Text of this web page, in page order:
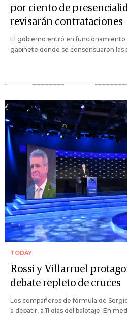
por ciento de
revisarán contrataciones
El gobierno entró en
gabinete donde se consensuaron las
TODAY
Rossi y Villarruel
debate repleto de cruces
Los compañeros de fórmula de
a debatir, a 11 días del balotaje. En